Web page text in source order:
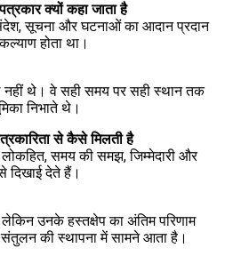
क्यों कहा जाता है
सूचना और घटनाओं का आदान प्रदान
होता था।
नहीं थे। वे सही समय पर सही स्थान तक
निभाते थे।
से कैसे मिलती है
समय की समझ, जिम्मेदारी और
दिखाई देते हैं।
उनके हस्तक्षेप का अंतिम परिणाम
संतुलन की स्थापना में सामने आता है।